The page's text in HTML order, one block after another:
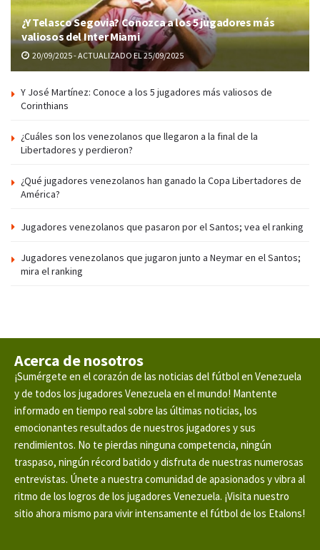
¿Y Telasco Segovia? Conozca a los 5 jugadores más
valiosos del Inter Miami
20/09/2025 - ACTUALIZADO EL 25/09/2025
Y José Martínez: Conoce a los 5 jugadores más valiosos de
Corinthians
¿Cuáles son los venezolanos que llegaron a la final de la
Libertadores y perdieron?
¿Qué jugadores venezolanos han ganado la Copa Libertadores de
América?
Jugadores venezolanos que pasaron por el Santos; vea el ranking
Jugadores venezolanos que jugaron junto a Neymar en el Santos;
mira el ranking
Acerca de nosotros
¡Sumérgete en el corazón de las noticias del fútbol en Venezuela
y de todos los jugadores Venezuela en el mundo! Mantente
informado en tiempo real sobre las últimas noticias, los
emocionantes resultados de nuestros jugadores y sus
rendimientos. No te pierdas ninguna competencia, ningún
traspaso, ningún récord batido y disfruta de nuestras numerosas
entrevistas. Únete a nuestra comunidad de apasionados y vibra al
ritmo de los logros de los jugadores Venezuela. ¡Visita nuestro
sitio ahora mismo para vivir intensamente el fútbol de los Etalons!